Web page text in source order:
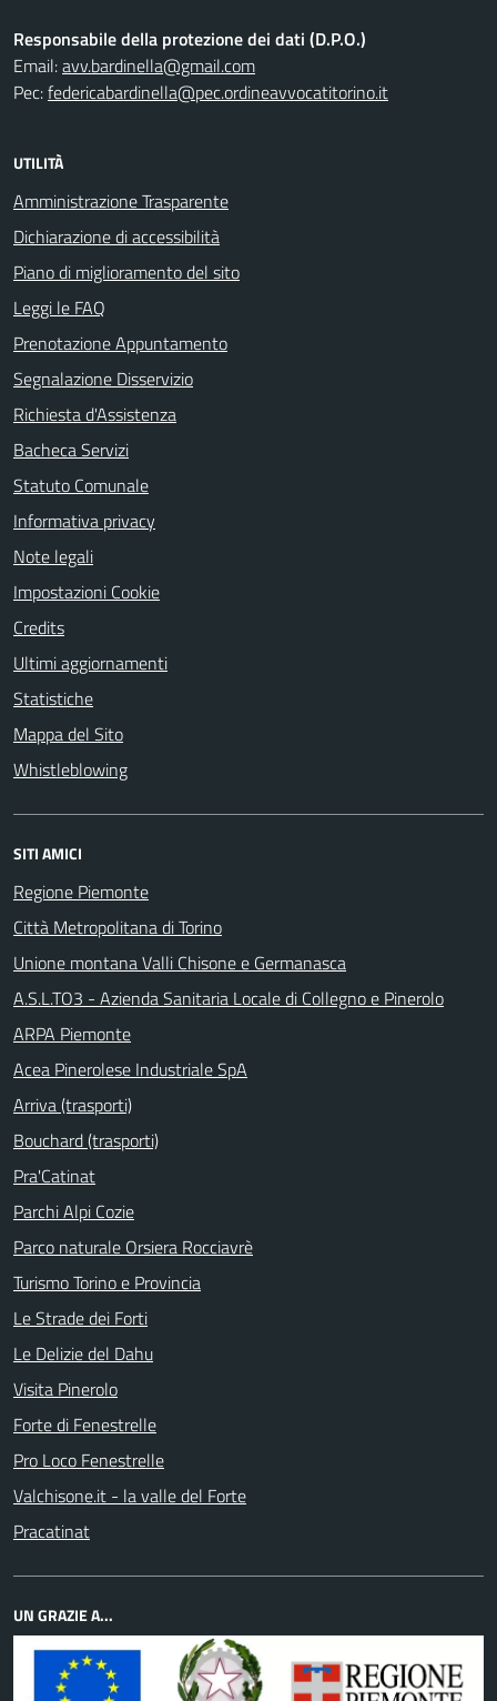
Responsabile della protezione dei dati (D.P.O.)
Email:avv.bardinella@gmail.com
Pec:federicabardinella@pec.ordineavvocatitorino.it
UTILITÀ
Amministrazione Trasparente
Dichiarazione di accessibilità
Piano di miglioramento del sito
Leggi le FAQ
Prenotazione Appuntamento
Segnalazione Disservizio
Richiesta d'Assistenza
Bacheca Servizi
Statuto Comunale
Informativa privacy
Note legali
Impostazioni Cookie
Credits
Ultimi aggiornamenti
Statistiche
Mappa del Sito
Whistleblowing
SITI AMICI
Regione Piemonte
Città Metropolitana di Torino
Unione montana Valli Chisone e Germanasca
A.S.L.TO3 - Azienda Sanitaria Locale di Collegno e Pinerolo
ARPA Piemonte
Acea Pinerolese Industriale SpA
Arriva (trasporti)
Bouchard (trasporti)
Pra'Catinat
Parchi Alpi Cozie
Parco naturale Orsiera Rocciavrè
Turismo Torino e Provincia
Le Strade dei Forti
Le Delizie del Dahu
Visita Pinerolo
Forte di Fenestrelle
Pro Loco Fenestrelle
Valchisone.it - la valle del Forte
Pracatinat
UN GRAZIE A...